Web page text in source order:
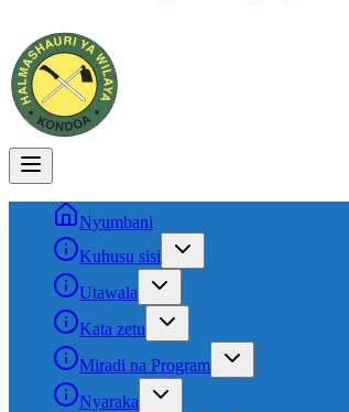
Nyumbani
Kuhusu sisi
Utawala
Kata zetu
Miradi na Program
Nyaraka